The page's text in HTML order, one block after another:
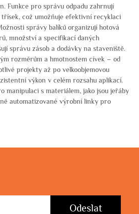
Funkce pro správu odpadu zahrnují
což umožňuje efektivní recyklaci
správy balíků organizují hotová
množství a specifikací daných
správu zásob a dodávky na staveniště.
rozměrům a hmotnostem cívek – od
projekty až po velkoobjemovou
výkon v celém rozsahu aplikací.
manipulaci s materiálem, jako jsou jeřáby
automatizované výrobní linky pro
Odeslat